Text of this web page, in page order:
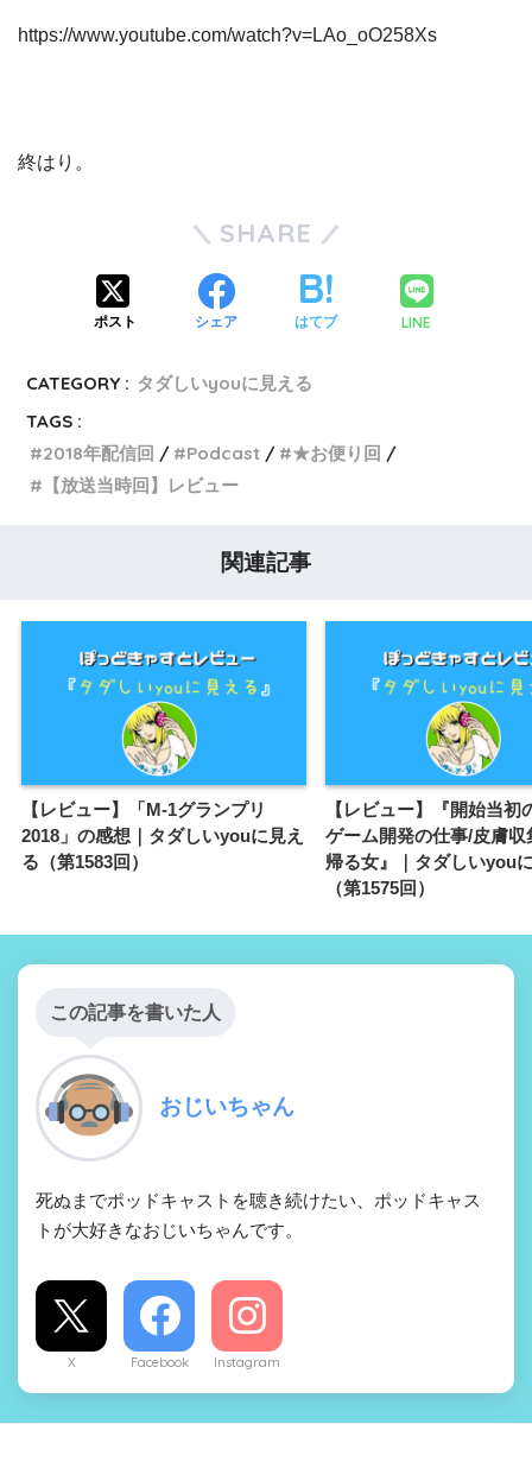
https://www.youtube.com/watch?v=LAo_oO258Xs
終はり。
SHARE
ポスト シェア はてブ LINE
CATEGORY : タダしいyouに見える
TAGS :
2018年配信回
Podcast
★お便り回
【放送当時回】レビュー
関連記事
【レビュー】「M-1グランプリ
2018」の感想｜タダしいyouに見え
る（第1583回）
【レビュー】『開始当初
ゲーム開発の仕事/皮膚収
帰る女』｜タダしいyou
（第1575回）
この記事を書いた人
おじいちゃん
死ぬまでポッドキャストを聴き続けたい、ポッドキャス
トが大好きなおじいちゃんです。
X Facebook Instagram